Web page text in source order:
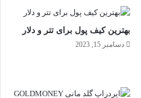
بهترین کیف پول برای تتر و دلار
دسامبر 15, 2023